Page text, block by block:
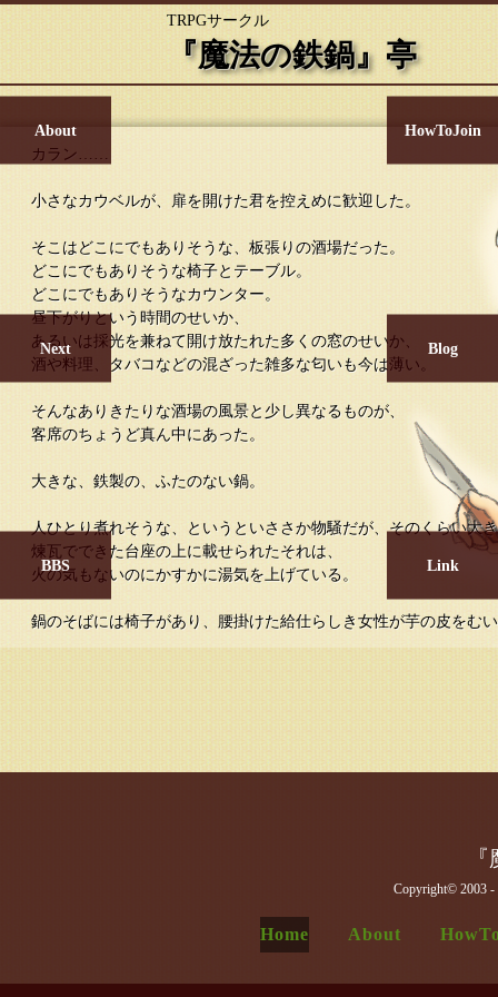
About HowToJoin
Next Blog
BBS Link
TRPGサークル
『魔法の鉄鍋』亭
カラン……
小さなカウベルが、扉を開けた君を控えめに歓迎した。
そこはどこにでもありそうな、板張りの酒場だった。
どこにでもありそうな椅子とテーブル。
どこにでもありそうなカウンター。
昼下がりという時間のせいか、
あるいは採光を兼ねて開け放たれた多くの窓のせいか、
酒や料理、タバコなどの混ざった雑多な匂いも今は薄い。
そんなありきたりな酒場の風景と少し異なるものが、
客席のちょうど真ん中にあった。
大きな、鉄製の、ふたのない鍋。
人ひとり煮れそうな、というといささか物騒だが、そのくらい大
煉瓦でできた台座の上に載せられたそれは、
火の気もないのにかすかに湯気を上げている。
鍋のそばには椅子があり、腰掛けた給仕らしき女性が芋の皮をむ
「あ、いらっしゃいませ。『魔法の鉄鍋』亭へ、ようこそ♪」
カウンターに腰掛けると、すぐ目に付くところに張り紙がしてあ
君はその女性に軽い飲み物を注文しながら、何気なくそれに目を
第135回『魔法の鉄鍋』亭ＴＲＰＧコンベンションのお知ら
日時：２０２６年９月２７日（日）　９時３０分～１７時
開催告知用X(旧twitter)アカウント：
Copyright© 2003
Home About